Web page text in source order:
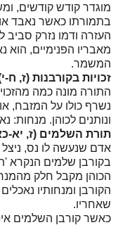
מוגדר קודש קודשים,
בתמורתו כאשר נאבד
העזרה ודמו נזרק
מאבריו הפנימיים, הוא
המשמר.
זכויות בקורבנות (ז, ח-
התורה מונה כמה
נשרף כולו על המזבח,
ונותנים לכוהן. מנחות:
תורת השלמים (ז, יא-
אדם שנעשה לו נס,
בקורבן שלמים הנקרא
הכוהן מקבל חלק
הקורבן ומנחותיו
שאחריו.
כאשר קורבן השלמים